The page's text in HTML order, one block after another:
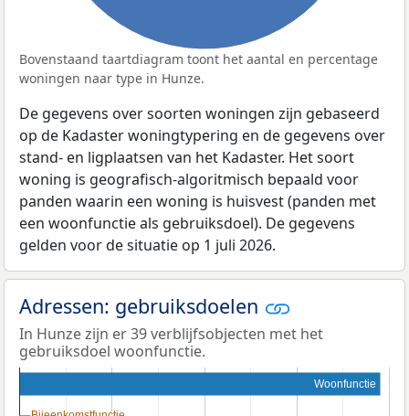
Bovenstaand taartdiagram toont het aantal en percentage
woningen naar type in Hunze.
De gegevens over soorten woningen zijn gebaseerd
op de Kadaster woningtypering en de gegevens over
stand- en ligplaatsen van het Kadaster. Het soort
woning is geografisch-algoritmisch bepaald voor
panden waarin een woning is huisvest (panden met
een woonfunctie als gebruiksdoel). De gegevens
gelden voor de situatie op 1 juli 2026.
Adressen: gebruiksdoelen
In Hunze zijn er 39 verblijfsobjecten met het
gebruiksdoel woonfunctie.
Woonfunctie